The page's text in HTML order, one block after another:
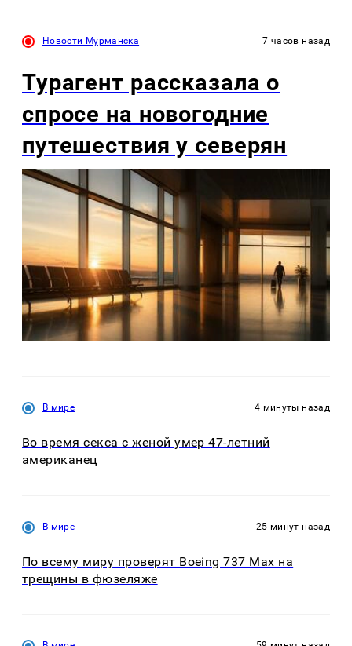
Новости Мурманска 7 часов назад
Турагент рассказала о
спросе на новогодние
путешествия у северян
В мире 4 минуты назад
Во время секса с женой умер 47-летний
американец
В мире 25 минут назад
По всему миру проверят Boeing 737 Max на
трещины в фюзеляже